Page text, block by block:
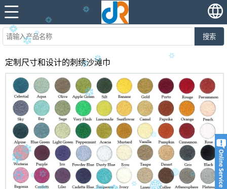
搜索
定制尺寸和设计的刺绣沙滩巾